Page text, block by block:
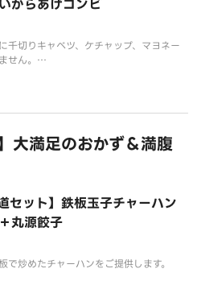
からあげコンビ
千切りキャベツ、ケチャップ、マヨネー
せん。
大満足のおかず＆満腹
セット】鉄板玉子チャーハン
丸源餃子
で炒めたチャーハンをご提供します。